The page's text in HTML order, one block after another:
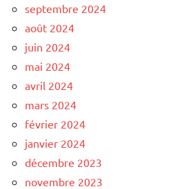
septembre 2024
août 2024
juin 2024
mai 2024
avril 2024
mars 2024
février 2024
janvier 2024
décembre 2023
novembre 2023